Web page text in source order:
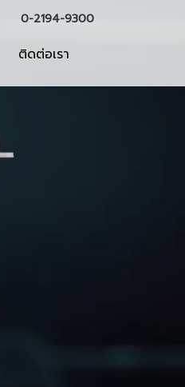
0-2194-9300
ติดต่อเรา